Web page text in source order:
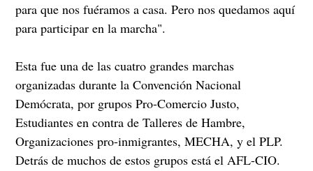
para que nos fuéramos a casa. Pero nos quedamos aquí
para participar en la marcha".
Esta fue una de las cuatro grandes marchas
organizadas durante la Convención Nacional
Demócrata, por grupos Pro-Comercio Justo,
Estudiantes en contra de Talleres de Hambre,
Organizaciones pro-inmigrantes, MECHA, y el PLP.
Detrás de muchos de estos grupos está el AFL-CIO.